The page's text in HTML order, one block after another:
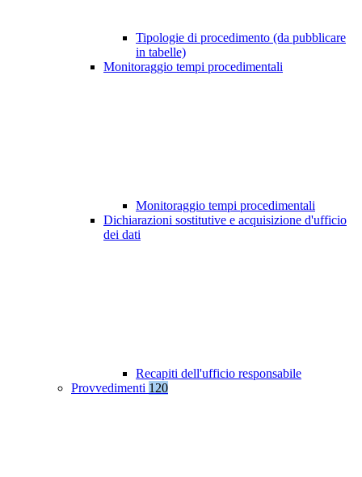
Tipologie di procedimento (da pubblicare
in tabelle)
Monitoraggio tempi procedimentali
Monitoraggio tempi procedimentali
Dichiarazioni sostitutive e acquisizione d'ufficio
dei dati
Recapiti dell'ufficio responsabile
Provvedimenti 120